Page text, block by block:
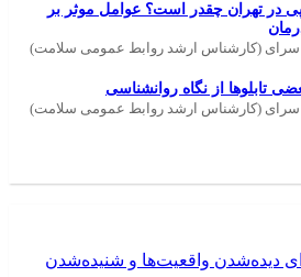
در تهران چقدر است؟ عوامل موثر بر
سرای (کارشناس ارشد روابط عمومی سلامت)
تابلوها از نگاه روانشناسی
سرای (کارشناس ارشد روابط عمومی سلامت)